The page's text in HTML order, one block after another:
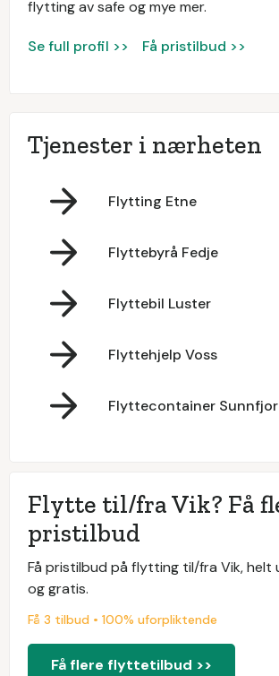
flytting av safe og mye mer.
Se full profil >> Få pristilbud >>
Tjenester i nærheten
Flytting Etne
Flyttebyrå Fedje
Flyttebil Luster
Flyttehjelp Voss
Flyttecontainer
Flytte til/fra Vik? Få
pristilbud
Få pristilbud på flytting til/fra Vik, helt
og gratis.
Få 3 tilbud • 100% uforpliktende
Få flere flyttetilbud >>